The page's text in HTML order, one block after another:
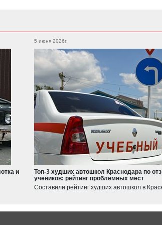
Legacy
Outback
XV
WRX
Forester
BRZ
Suzuki
Jimny
Swift
Geely
Atlas
Haval
и
5 июня 2026г.
Топ-3 худших автошкол Краснодара по
учеников: рейтинг проблемных мест
Составили рейтинг худших автошкол в